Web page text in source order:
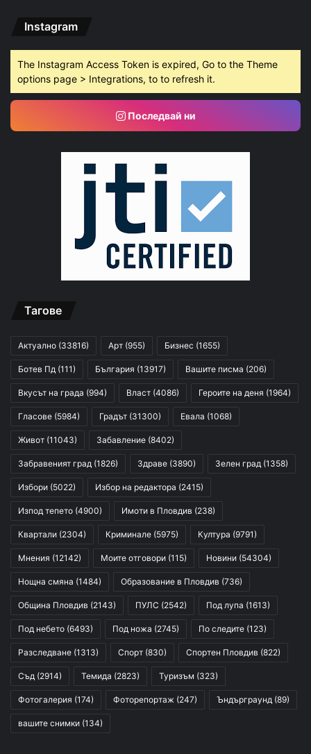
Instagram
The Instagram Access Token is expired, Go to the Theme
options page > Integrations, to to refresh it.
Последвай ни
Тагове
Актуално (33816) Арт (955) Бизнес (1655)
Ботев Пд (111) България (13917) Вашите писма (206)
Вкусът на града (994) Власт (4086) Героите на деня (1964)
Гласове (5984) Градът (31300) Евала (1068)
Живот (11043) Забавление (8402)
Забравеният град (1826) Здраве (3890) Зелен град (1358)
Избори (5022) Избор на редактора (2415)
Изпод тепето (4900) Имоти в Пловдив (238)
Квартали (2304) Криминале (5975) Култура (9791)
Мнения (12142) Моите отговори (115) Новини (54304)
Нощна смяна (1484) Образование в Пловдив (736)
Община Пловдив (2143) ПУЛС (2542) Под лупа (1613)
Под небето (6493) Под ножа (2745) По следите (123)
Разследване (1313) Спорт (830) Спортен Пловдив (822)
Съд (2914) Темида (2823) Туризъм (323)
Фотогалерия (174) Фоторепортаж (247) Ъндърграунд (89)
вашите снимки (134)